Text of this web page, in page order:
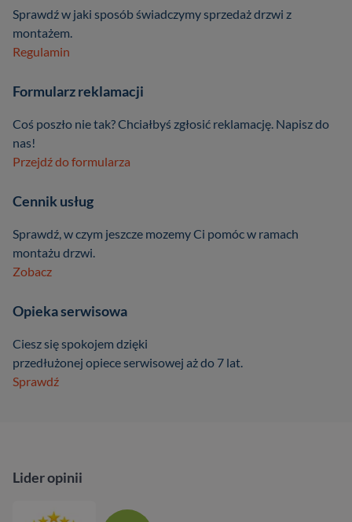
Sprawdź w jaki sposób świadczymy sprzedaż drzwi z
montażem.
Regulamin
Formularz reklamacji
Coś poszło nie tak? Chciałbyś zgłosić reklamację. Napisz do
nas!
Przejdź do formularza
Cennik usług
Sprawdź, w czym jeszcze mozemy Ci pomóc w ramach
montażu drzwi.
Zobacz
Opieka serwisowa
Ciesz się spokojem dzięki
przedłużonej opiece serwisowej aż do 7 lat.
Sprawdź
Lider opinii